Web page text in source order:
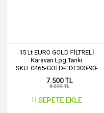
15 Lt EURO GOLD FİLTRELİ
Karavan Lpg Tankı
SKU: 0465-GOLD-EDT300-90-
7.500 TL
8.500 TL
SEPETE EKLE